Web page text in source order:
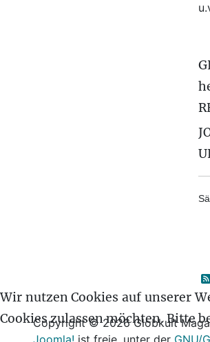
Copyright © 2026 Globkult
Wir nutzen Cookies auf unserer
Cookies zulassen möchten. Bitte